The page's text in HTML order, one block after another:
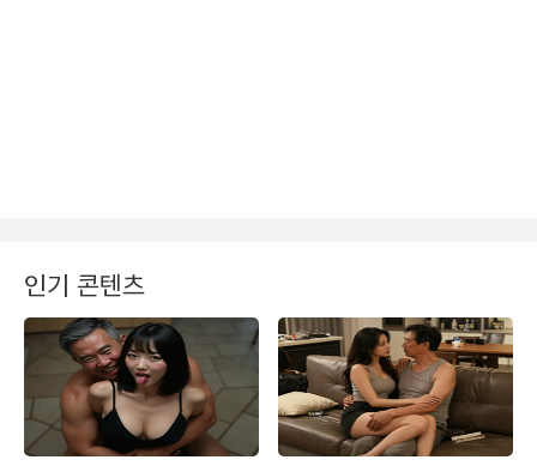
인기 콘텐츠